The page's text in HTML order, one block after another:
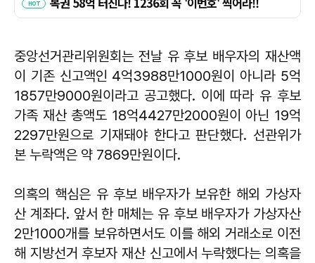
중앙선거관리위원회는 전날 유 후보 배우자의 재산액
이 기존 신고액인 4억3988만1000원이 아니라 5억
1857만9000원이라고 공고했다. 이에 따라 유 후보
가족 재산 총액도 18억4427만2000원이 아닌 19억
2297만원으로 기재돼야 한다고 판단했다. 선관위가
본 누락액은 약 7869만원이다.
의혹의 핵심은 유 후보 배우자가 보유한 해외 가상자
산 계좌다. 앞서 한 매체는 유 후보 배우자가 가상자산
2만1000개를 보유하면서도 이를 해외 거래소로 이전
해 지방선거 후보자 재산 신고에서 누락했다는 의혹을